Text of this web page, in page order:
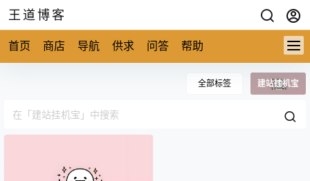
王道博客
首页 商店 导航 供求 问答 帮助
全部标签 建站挂机宝